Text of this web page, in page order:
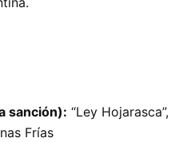
sanción): “Ley Hojarasca”,
Frías